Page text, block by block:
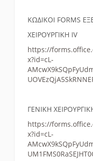
ΚΩΔΙΚΟΙ FORMS
ΧΕΙΡΟΥΡΓΙΚΗ IV
https://
x?id=cL-
ΓΕΝΙΚΗ
https://
x?id=cL-